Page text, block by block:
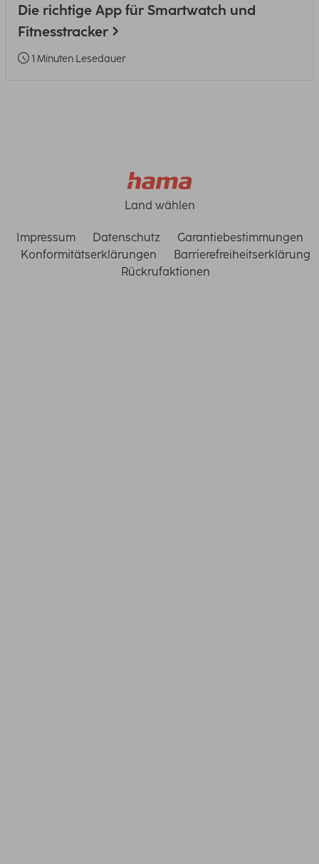
Die richtige App für Smartwatch und
Fitnesstracker
1 Minuten Lesedauer
Land wählen
Impressum Datenschutz
Garantiebestimmungen
Konformitätserklärungen
Barrierefreiheitserklärung
Rückrufaktionen